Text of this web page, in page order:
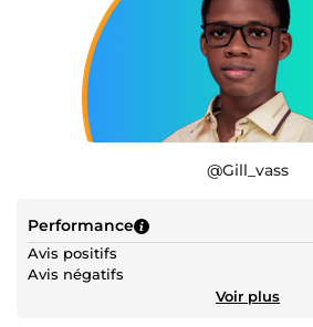
@Gill_vass
Performance
Avis positifs
Avis négatifs
Voir plus